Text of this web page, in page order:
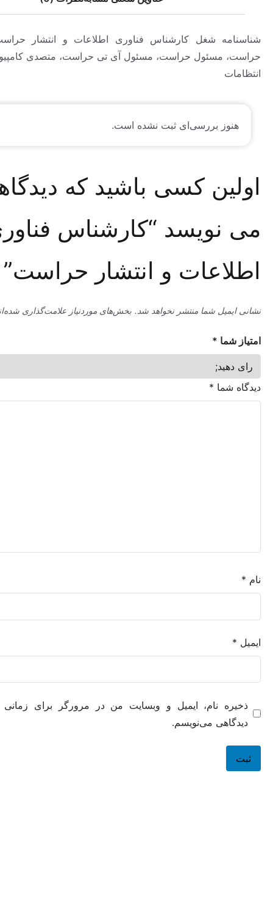
شغل کارشناس فناوری اطلاعات و انتشار حراست، کارمند
مسئول حراست، مسئول آی تی حراست، متصدی کامپیوتر و شبکه
بررسی‌ای ثبت نشده است.
کسی باشید که دیدگاهی
“کارشناس فناوری
و انتشار حراست”
شما منتشر نخواهد شد. بخش‌های موردنیاز علامت‌گذاری شده‌اند*
*
*
نام، ایمیل و وبسایت من در مرورگر برای زمانی که دوباره
می‌نویسم.